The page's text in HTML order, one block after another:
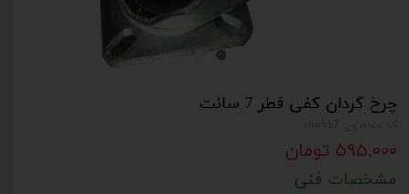
چرخ گردان کفی قطر 7 سانت
۵۹۵,۰۰۰ تومان
مشخصات فنی